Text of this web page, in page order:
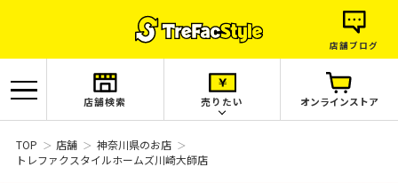
店舗ブログ
店舗検索 売りたい オンラインストア
TOP 店舗
神奈川県のお店
トレファクスタイルホームズ川崎大師店